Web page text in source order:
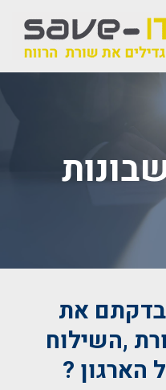
את
,השילוח
?